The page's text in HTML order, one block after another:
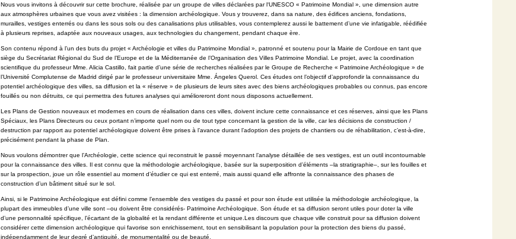
Nous vous invitons à découvrir sur cette brochure, réalisée par un groupe de villes déclarées par l‘UNESCO « Patrimoine Mondial », une dimension autre
aux atmosphères urbaines que vous avez visitées : la dimension archéologique. Vous y trouverez, dans sa nature, des édifices anciens, fondations,
murailles, vestiges enterrés ou dans les sous sols ou des canalisations plus utilisables, vous contemplerez aussi le battement d’une vie infatigable, réédifiée
à plusieurs reprises, adaptée aux nouveaux usages, aux technologies du changement, pendant chaque ère.
Son contenu répond à l’un des buts du projet « Archéologie et villes du Patrimoine Mondial », patronné et soutenu pour la Mairie de Cordoue en tant que
siège du Secrétariat Régional du Sud de l’Europe et de la Méditerranée de l’Organisation des Villes Patrimoine Mondial. Le projet, avec la coordination
scientifique du professeurMme. Alicia Castillo, fait partie d’une série de recherches réalisées par le Groupe de Recherche « Patrimoine Archéologique » de
l’Université Complutense de Madrid dirigé par le professeur universitaire Mme. Ángeles Querol. Ces études ont l’objectif d’approfondir la connaissance du
potentiel archéologique des villes, sa diffusion et la « réserve » de plusieurs de leurs sites avec des biens archéologiques probables ou connus, pas encore
fouillés ou non détruits, ce qui permettra des futures analyses qui amélioreront dont nous disposons actuellement.
Les Plans de Gestion nouveaux et modernes en cours de réalisation dans ces villes, doivent inclure cette connaissance et ces réserves, ainsi que les Plans
Spéciaux, les Plans Directeurs ou ceux portant n’importe quel nom ou de tout type concernant la gestion de la ville, car les décisions de construction /
destruction par rapport au potentiel archéologique doivent être prises à l’avance durant l’adoption des projets de chantiers ou de réhabilitation, c’est-à-dire,
précisément pendant la phase de Plan.
Nous voulons démontrer que l’Archéologie, cette science qui reconstruit le passé moyennant l’analyse détaillée de ses vestiges, est un outil incontournable
pour la connaissance des villes. Il est connu que la méthodologie archéologique, basée surla superposition d’éléments –la stratigraphie–, sur les fouilles et
sur la prospection, joue un rôle essentiel au moment d’étudier ce qui est enterré, mais aussi quand elle affronte la connaissance des phases de
construction d’un bâtiment situé sur le sol.
Ainsi, si le Patrimoine Archéologique est défini comme l’ensemble des vestiges du passé et pour son étude est utilisée la méthodologie archéologique, la
plupart des immeubles d’une ville sont –ou doivent être considérés- Patrimoine Archéologique. Son étude et sa diffusion seront utiles pour doter la ville
d’une personnalité spécifique, l’écartant de la globalité et la rendant différente et unique. Les discours que chaque ville construit pour sa diffusion doivent
considérer cette dimension archéologique qui favorise son enrichissement, tout en sensibilisant la population pour la protection des biens du passé,
indépendamment de leur degré d’antiquité, de monumentalité ou de beauté.